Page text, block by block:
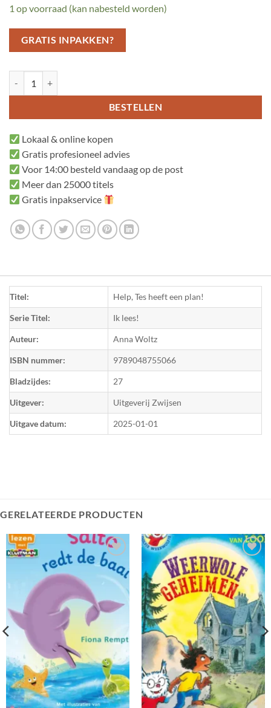
1 op voorraad (kan nabesteld worden)
GRATIS INPAKKEN?
BESTELLEN
Lokaal & online kopen
Gratis profesioneel advies
Voor 14:00 besteld vandaag op de post
Meer dan 25000 titels
Gratis inpakservice
Titel: Help, Tes heeft een plan!
Serie Titel: Ik lees!
Auteur: Anna Woltz
ISBN nummer: 9789048755066
Bladzijdes: 27
Uitgever: Uitgeverij Zwijsen
Uitgave datum: 2025-01-01
GERELATEERDE PRODUCTEN